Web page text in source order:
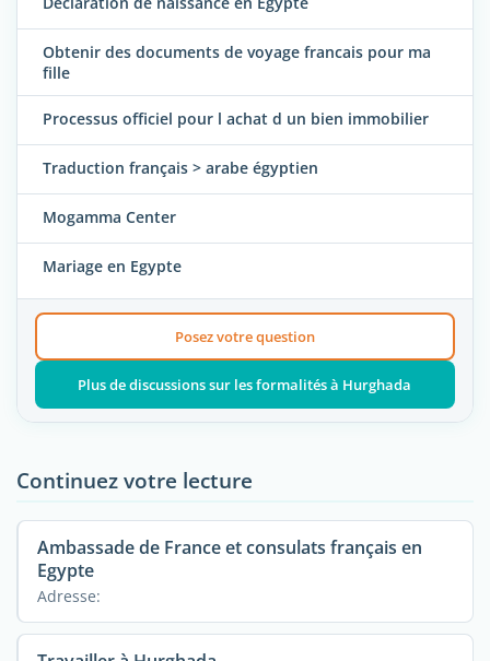
Obtenir des documents de voyage francais pour ma
fille
Processus officiel pour l achat d un bien immobilier
Traduction français > arabe égyptien
Mogamma Center
Mariage en Egypte
Posez votre question
Plus de discussions sur les formalités à Hurghada
Continuez votre lecture
Ambassade de France et consulats français en
Egypte
Adresse: